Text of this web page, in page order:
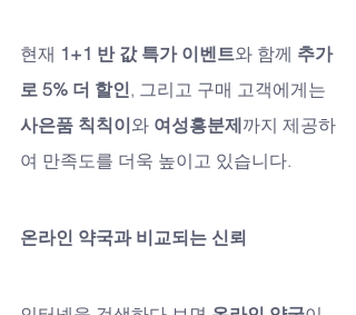
현재 1+1 반 값 특가 이벤트와 함께 추가
로 5% 더 할인, 그리고 구매 고객에게는
사은품 칙칙이와 여성흥분제까지 제공하
여 만족도를 더욱 높이고 있습니다.
온라인 약국과 비교되는 신뢰